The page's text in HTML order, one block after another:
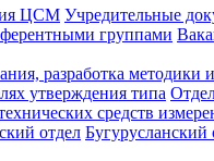
ЦСМ Учредительные
группами
разработка
утверждения типа
средств
отдел Бугурусланский